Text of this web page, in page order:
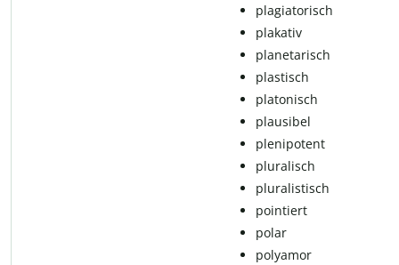
pla­gi­a­to­risch
plakativ
pla­ne­ta­risch
plastisch
platonisch
plausibel
ple­ni­po­tent
pluralisch
pluralistisch
pointiert
po­lar
polyamor